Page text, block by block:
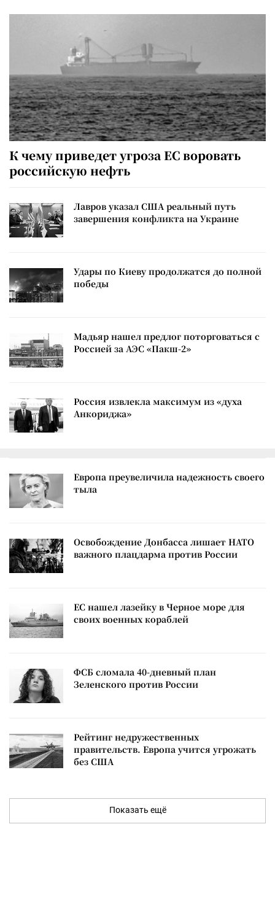
К чему приведет угроза ЕС воровать
российскую нефть
Лавров указал США реальный путь
завершения конфликта на Украине
Удары по Киеву продолжатся до полной
победы
Мадьяр нашел предлог поторговаться с
Россией за АЭС «Пакш-2»
Россия извлекла максимум из «духа
Анкориджа»
Европа преувеличила надежность своего
тыла
Освобождение Донбасса лишает НАТО
важного плацдарма против России
ЕС нашел лазейку в Черное море для
своих военных кораблей
ФСБ сломала 40-дневный план
Зеленского против России
Рейтинг недружественных
правительств. Европа учится угрожать
без США
Показать ещё